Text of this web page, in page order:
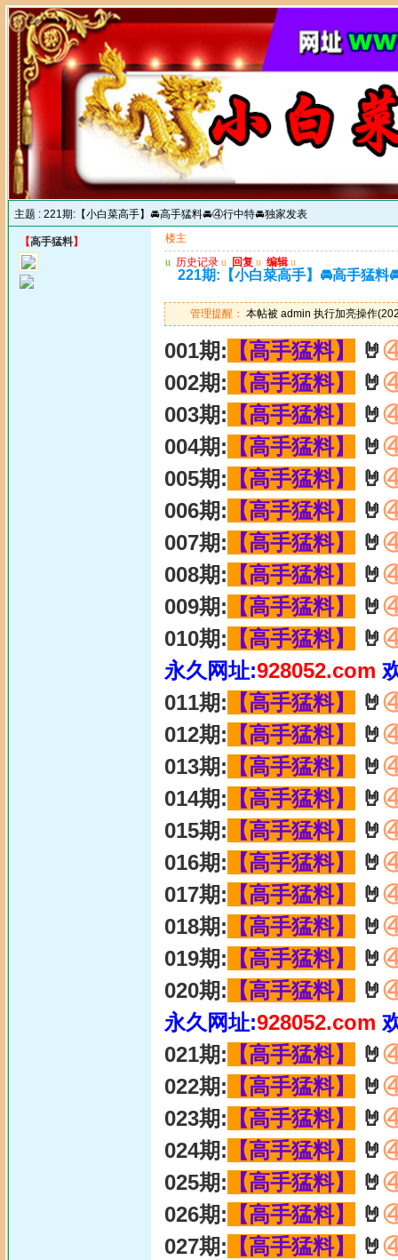
主题 : 221期:【小白菜高手】🚘高手猛料🚘④行中特🚘独家发表
【高手猛料】
楼主
u 历史记录 u 回复 u 编辑 u
221期:【小白菜高手】🚘高手猛料
管理提醒： 本帖被 admin 执行加亮操作
001期: 【高手猛料】 🤘
002期: 【高手猛料】 🤘
003期: 【高手猛料】 🤘
004期: 【高手猛料】 🤘
005期: 【高手猛料】 🤘
006期: 【高手猛料】 🤘
007期: 【高手猛料】 🤘
008期: 【高手猛料】 🤘
009期: 【高手猛料】 🤘
010期: 【高手猛料】 🤘
永久网址:928052.com
011期: 【高手猛料】 🤘
012期: 【高手猛料】 🤘
013期: 【高手猛料】 🤘
014期: 【高手猛料】 🤘
015期: 【高手猛料】 🤘
016期: 【高手猛料】 🤘
017期: 【高手猛料】 🤘
018期: 【高手猛料】 🤘
019期: 【高手猛料】 🤘
020期: 【高手猛料】 🤘
永久网址:928052.com
021期: 【高手猛料】 🤘
022期: 【高手猛料】 🤘
023期: 【高手猛料】 🤘
024期: 【高手猛料】 🤘
025期: 【高手猛料】 🤘
026期: 【高手猛料】 🤘
027期: 【高手猛料】 🤘